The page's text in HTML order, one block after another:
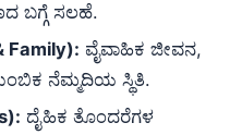
ಬಗ್ಗೆ ಸಲಹೆ.
Family): ವೈವಾಹಿಕ ಜೀವನ,
ನೆಮ್ಮದಿಯ ಸ್ಥಿತಿ.
ದೈಹಿಕ ತೊಂದರೆಗಳ